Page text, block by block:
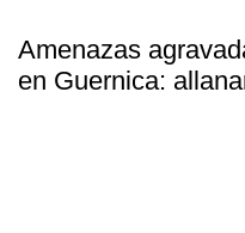
Amenazas
en Guernica: